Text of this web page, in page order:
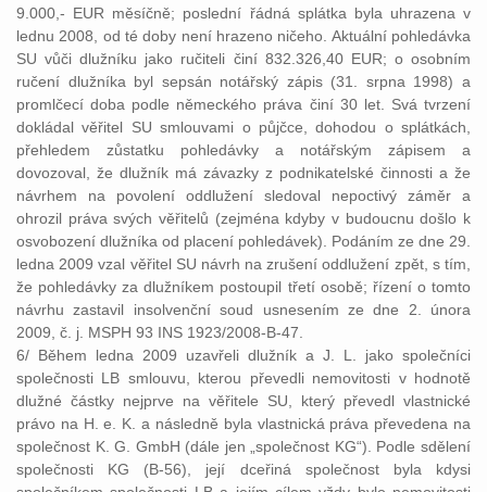
9.000,- EUR měsíčně; poslední řádná splátka byla uhrazena v
lednu 2008, od té doby není hrazeno ničeho. Aktuální pohledávka
SU vůči dlužníku jako ručiteli činí 832.326,40 EUR; o osobním
ručení dlužníka byl sepsán notářský zápis (31. srpna 1998) a
promlčecí doba podle německého práva činí 30 let. Svá tvrzení
dokládal věřitel SU smlouvami o půjčce, dohodou o splátkách,
přehledem zůstatku pohledávky a notářským zápisem a
dovozoval, že dlužník má závazky z podnikatelské činnosti a že
návrhem na povolení oddlužení sledoval nepoctivý záměr a
ohrozil práva svých věřitelů (zejména kdyby v budoucnu došlo k
osvobození dlužníka od placení pohledávek). Podáním ze dne 29.
ledna 2009 vzal věřitel SU návrh na zrušení oddlužení zpět, s tím,
že pohledávky za dlužníkem postoupil třetí osobě; řízení o tomto
návrhu zastavil insolvenční soud usnesením ze dne 2. února
2009, č. j. MSPH 93 INS 1923/2008-B-47.
6/ Během ledna 2009 uzavřeli dlužník a J. L. jako společníci
společnosti LB smlouvu, kterou převedli nemovitosti v hodnotě
dlužné částky nejprve na věřitele SU, který převedl vlastnické
právo na H. e. K. a následně byla vlastnická práva převedena na
společnost K. G. GmbH (dále jen „společnost KG“). Podle sdělení
společnosti KG (B-56), její dceřiná společnost byla kdysi